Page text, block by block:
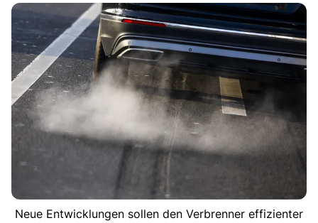
Neue Entwicklungen sollen den Verbrenner effizienter